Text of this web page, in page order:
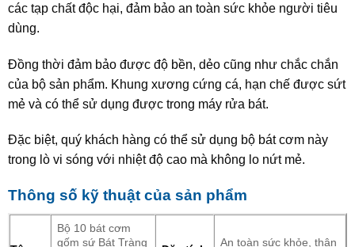
các tạp chất độc hại, đảm bảo an toàn sức khỏe người tiêu
dùng.
Đồng thời đảm bảo được độ bền, dẻo cũng như chắc chắn
của bộ sản phẩm. Khung xương cứng cá, hạn chế được sứt
mẻ và có thể sử dụng được trong máy rửa bát.
Đặc biệt, quý khách hàng có thể sử dụng bộ bát cơm này
trong lò vi sóng với nhiệt độ cao mà không lo nứt mẻ.
Thông số kỹ thuật của sản phẩm
Bộ 10 bát cơm
gốm sứ Bát Tràng
An toàn sức khỏe, thân